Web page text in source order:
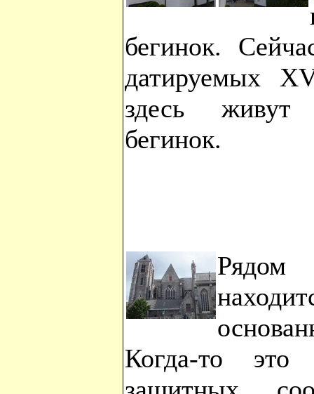
бегинок.
датируемых
здесь живут
бегинок.
Когда-то